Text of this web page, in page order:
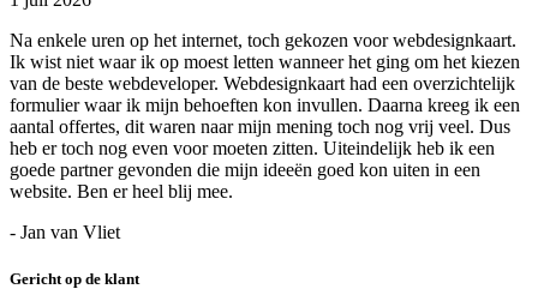
Na enkele uren op het internet, toch gekozen voor webdesignkaart.
Ik wist niet waar ik op moest letten wanneer het ging om het kiezen
van de beste webdeveloper. Webdesignkaart had een overzichtelijk
formulier waar ik mijn behoeften kon invullen. Daarna kreeg ik een
aantal offertes, dit waren naar mijn mening toch nog vrij veel. Dus
heb er toch nog even voor moeten zitten. Uiteindelijk heb ik een
goede partner gevonden die mijn ideeën goed kon uiten in een
website. Ben er heel blij mee.
- Jan van Vliet
Gericht op de klant